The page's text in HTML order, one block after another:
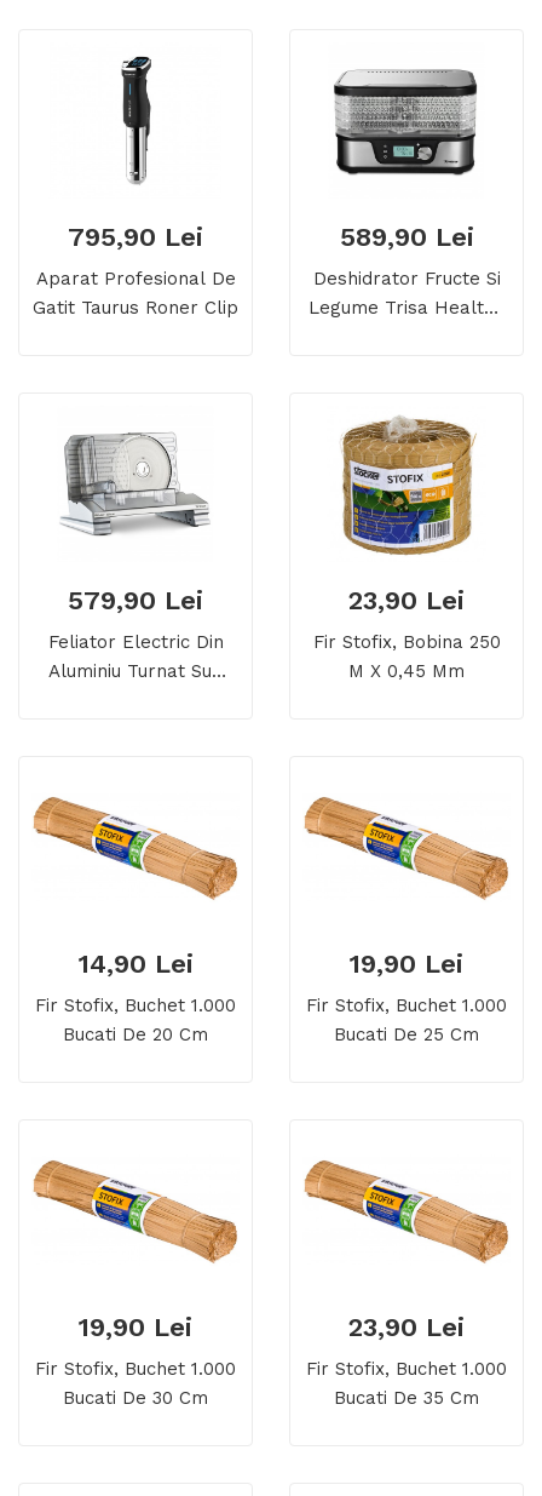
795,90 Lei
Aparat Profesional De
Gatit Taurus Roner Clip
589,90 Lei
Deshidrator Fructe Si
Legume Trisa Healthy
579,90 Lei
Feliator Electric Din
Aluminiu Turnat Sub
23,90 Lei
Fir Stofix, Bobina 250
M X 0,45 Mm
14,90 Lei
Fir Stofix, Buchet 1.000
Bucati De 20 Cm
19,90 Lei
Fir Stofix, Buchet 1.000
Bucati De 25 Cm
19,90 Lei
Fir Stofix, Buchet 1.000
Bucati De 30 Cm
23,90 Lei
Fir Stofix, Buchet 1.000
Bucati De 35 Cm